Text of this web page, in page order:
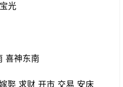
光
喜神东南
娶 求财 开市 交易 安床